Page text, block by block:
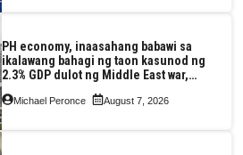
PH economy, inaasahang babawi sa
ikalawang bahagi ng taon kasunod ng
2.3% GDP dulot ng Middle East war,
pagkaantala ng public construction
Michael Peronce August 7, 2026